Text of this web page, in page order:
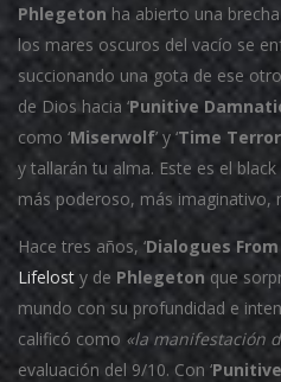
Phlegeton ha abierto una
los mares oscuros del vacío se
succionando una gota de ese
de Dios hacia ‘Punitive
como ‘Miserwolf’ y ‘Time Terror
y tallarán tu alma. Este es el
más poderoso, más imaginativo,
Hace tres años, ‘Dialogues
Lifelost y de Phlegeton que
mundo con su profundidad e
calificó como «la manifestación
evaluación del 9/10. Con ‘